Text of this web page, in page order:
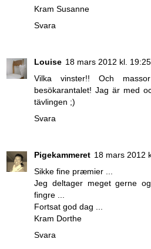
Kram Susanne
Svara
Louise 18 mars 2012 kl. 19:25
Vilka vinster!! Och
besökarantalet! Jag är med
tävlingen ;)
Svara
Pigekammeret 18 mars 2012
Sikke fine præmier ...
Jeg deltager meget gerne
fingre ...
Fortsat god dag ...
Kram Dorthe
Svara